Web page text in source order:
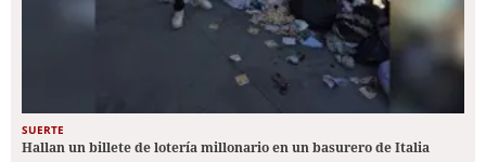
SUERTE
Hallan un billete de lotería millonario en un basurero de Italia